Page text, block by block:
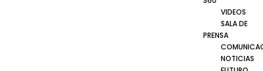
VIDEOS
SALA DE
PRENSA
NOTICIAS